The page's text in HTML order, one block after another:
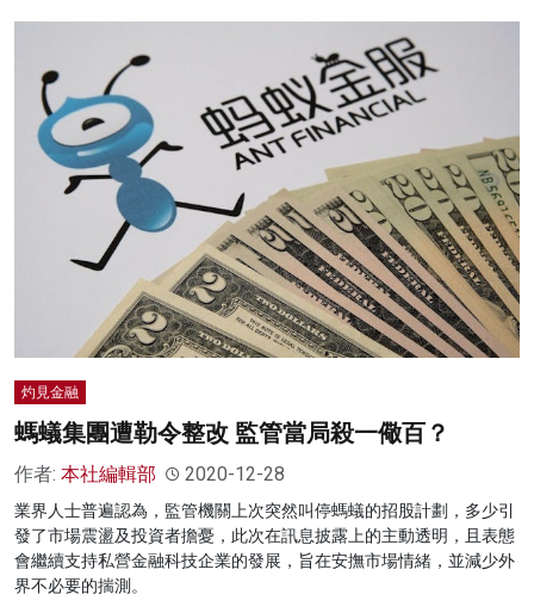
灼見金融
螞蟻集團遭勒令整改 監管當局殺一儆百？
作者: 本社編輯部 2020-12-28
業界人士普遍認為，監管機關上次突然叫停螞蟻的招股計劃，多少引
發了市場震盪及投資者擔憂，此次在訊息披露上的主動透明，且表態
會繼續支持私營金融科技企業的發展，旨在安撫市場情緒，並減少外
界不必要的揣測。